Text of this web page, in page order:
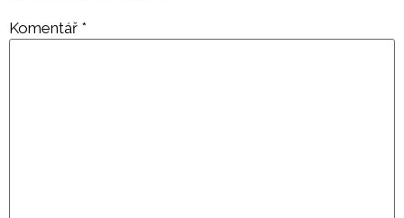
Komentář *